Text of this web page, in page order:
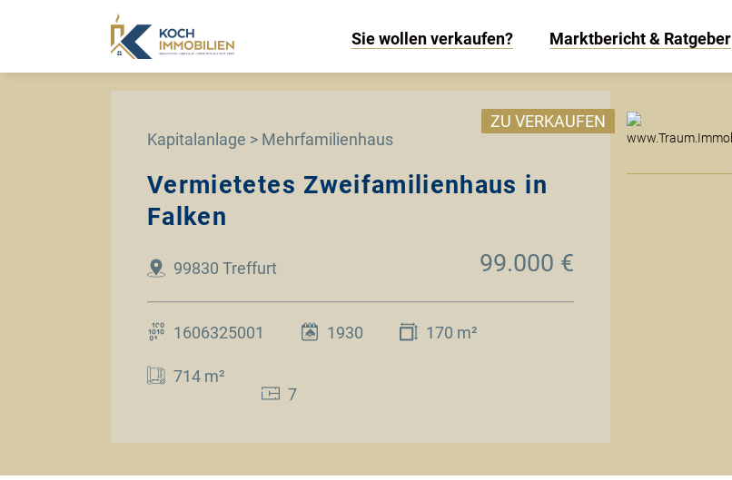
Sie wollen verkaufen? Marktbericht & Ratgeber
Kapitalanlage > Mehrfamilienhaus
ZU VERKAUFEN
Vermietetes Zweifamilienhaus in
Falken
99830 Treffurt 99.000 €
1606325001 1930 170 m²
714 m²
7